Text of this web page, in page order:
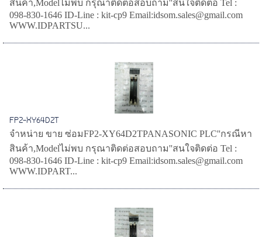
สินค้า,Modelไม่พบ กรุณาติดต่อสอบถาม''สนใจติดต่อ Tel :
098-830-1646 ID-Line : kit-cp9 Email:idsom.sales@gmail.com
WWW.IDPARTSU...
FP2-XY64D2T
จำหน่าย ขาย ซ่อมFP2-XY64D2TPANASONIC PLC''กรณีหา
สินค้า,Modelไม่พบ กรุณาติดต่อสอบถาม''สนใจติดต่อ Tel :
098-830-1646 ID-Line : kit-cp9 Email:idsom.sales@gmail.com
WWW.IDPART...